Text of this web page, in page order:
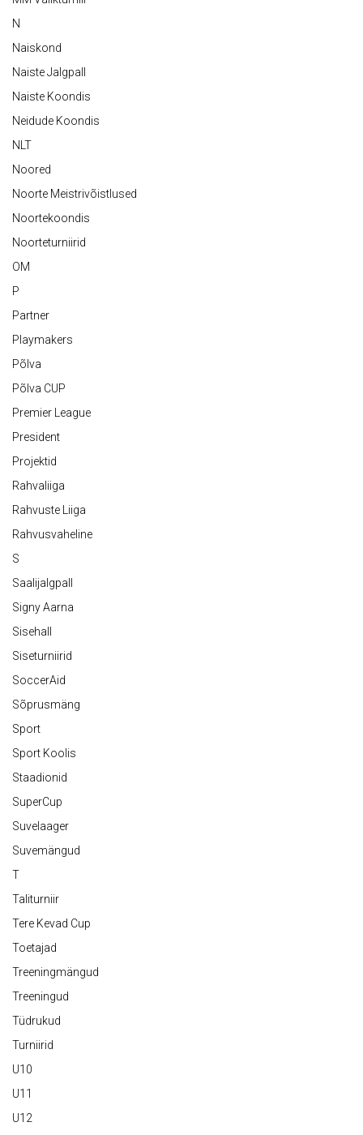
N
Naiskond
Naiste Jalgpall
Naiste Koondis
Neidude Koondis
NLT
Noored
Noorte Meistrivõistlused
Noortekoondis
Noorteturniirid
OM
P
Partner
Playmakers
Põlva
Põlva CUP
Premier League
President
Projektid
Rahvaliiga
Rahvuste Liiga
Rahvusvaheline
S
Saalijalgpall
Signy Aarna
Sisehall
Siseturniirid
SoccerAid
Sõprusmäng
Sport
Sport Koolis
Staadionid
SuperCup
Suvelaager
Suvemängud
T
Taliturniir
Tere Kevad Cup
Toetajad
Treeningmängud
Treeningud
Tüdrukud
Turniirid
U10
U11
U12